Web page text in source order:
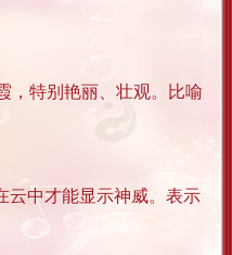
，特别艳丽、壮观。比喻
云中才能显示神威。表示